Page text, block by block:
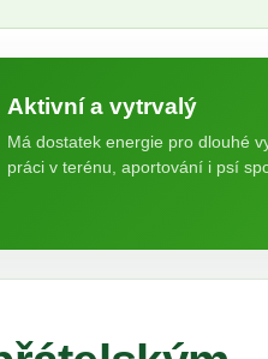
Aktivní a vytrvalý
Má dostatek energie pro dlouhé
práci v terénu, aportování i psí